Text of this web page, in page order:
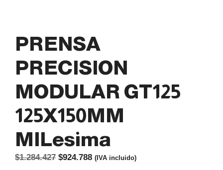
PRENSA
PRECISION
MODULAR GT125
125X150MM
MILesima
$1.284.427 El
$924.788El(IVA incluido)